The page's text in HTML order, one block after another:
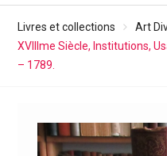
Livres et collections Art
XVIIIme Siècle, Institutions,
– 1789.